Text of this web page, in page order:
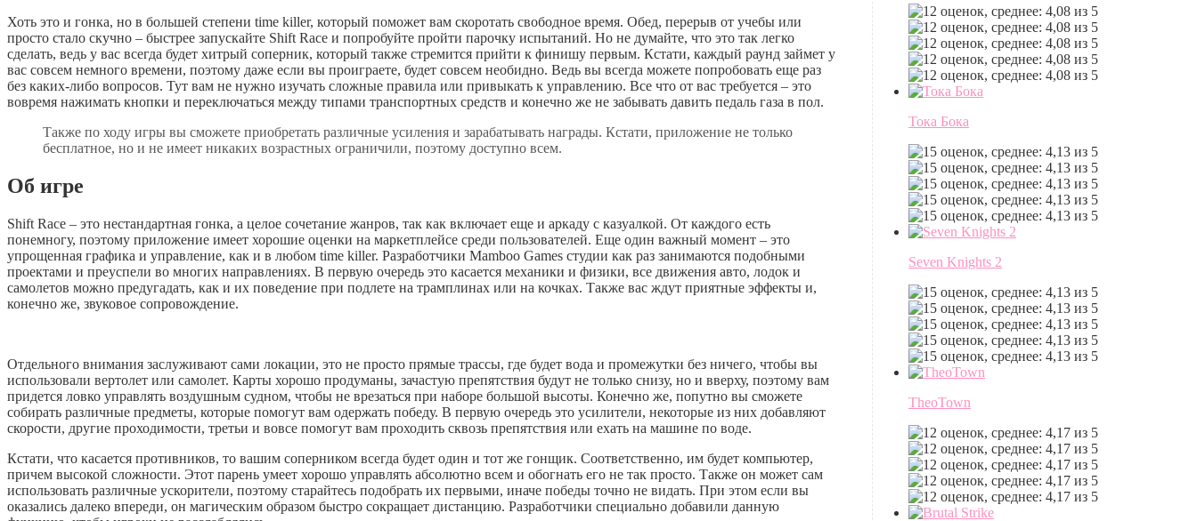
Хоть это и гонка, но в большей степени time killer, который поможет вам скоротать свободное время. Обед, перерыв от учебы или
просто стало скучно – быстрее запускайте Shift Race и попробуйте пройти парочку испытаний. Но не думайте, что это так легко
сделать, ведь у вас всегда будет хитрый соперник, который также стремится прийти к финишу первым. Кстати, каждый раунд займет у
вас совсем немного времени, поэтому даже если вы проиграете, будет совсем необидно. Ведь вы всегда можете попробовать еще раз
без каких-либо вопросов. Тут вам не нужно изучать сложные правила или привыкать к управлению. Все что от вас требуется – это
вовремя нажимать кнопки и переключаться между типами транспортных средств и конечно же не забывать давить педаль газа в пол.
Также по ходу игры вы сможете приобретать различные усиления и зарабатывать награды. Кстати, приложение не только
бесплатное, но и не имеет никаких возрастных ограничили, поэтому доступно всем.
Об игре
Shift Race – это нестандартная гонка, а целое сочетание жанров, так как включает еще и аркаду с казуалкой. От каждого есть
понемногу, поэтому приложение имеет хорошие оценки на маркетплейсе среди пользователей. Еще один важный момент – это
упрощенная графика и управление, как и в любом time killer. Разработчики Mamboo Games студии как раз занимаются подобными
проектами и преуспели во многих направлениях. В первую очередь это касается механики и физики, все движения авто, лодок и
самолетов можно предугадать, как и их поведение при подлете на трамплинах или на кочках. Также вас ждут приятные эффекты и,
конечно же, звуковое сопровождение.
Отдельного внимания заслуживают сами локации, это не просто прямые трассы, где будет вода и промежутки без ничего, чтобы вы
использовали вертолет или самолет. Карты хорошо продуманы, зачастую препятствия будут не только снизу, но и вверху, поэтому вам
придется ловко управлять воздушным судном, чтобы не врезаться при наборе большой высоты. Конечно же, попутно вы сможете
собирать различные предметы, которые помогут вам одержать победу. В первую очередь это усилители, некоторые из них добавляют
скорости, другие проходимости, третьи и вовсе помогут вам проходить сквозь препятствия или ехать на машине по воде.
Кстати, что касается противников, то вашим соперником всегда будет один и тот же гонщик. Соответственно, им будет компьютер,
причем высокой сложности. Этот парень умеет хорошо управлять абсолютно всем и обогнать его не так просто. Также он может сам
использовать различные ускорители, поэтому старайтесь подобрать их первыми, иначе победы точно не видать. При этом если вы
оказались далеко впереди, он магическим образом быстро сокращает дистанцию. Разработчики специально добавили данную
Тока Бока
Seven Knights 2
TheoTown